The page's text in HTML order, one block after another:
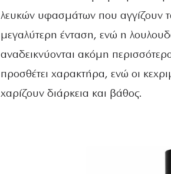
λευκών υφασμάτων που αγγίζουν
μεγαλύτερη ένταση, ενώ η
αναδεικνύονται ακόμη
προσθέτει χαρακτήρα, ενώ οι
χαρίζουν διάρκεια και βάθος.